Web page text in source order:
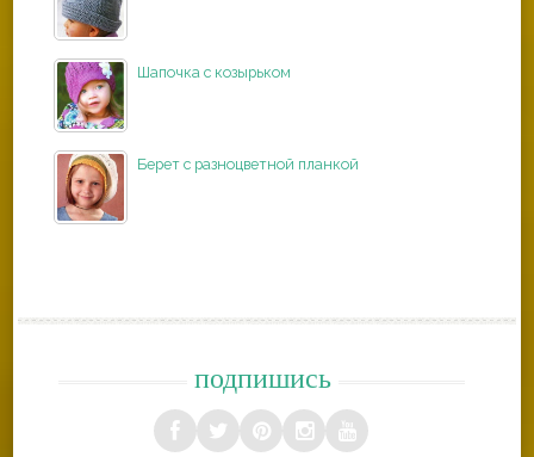
Шапочка с козырьком
Берет с разноцветной планкой
подпишись